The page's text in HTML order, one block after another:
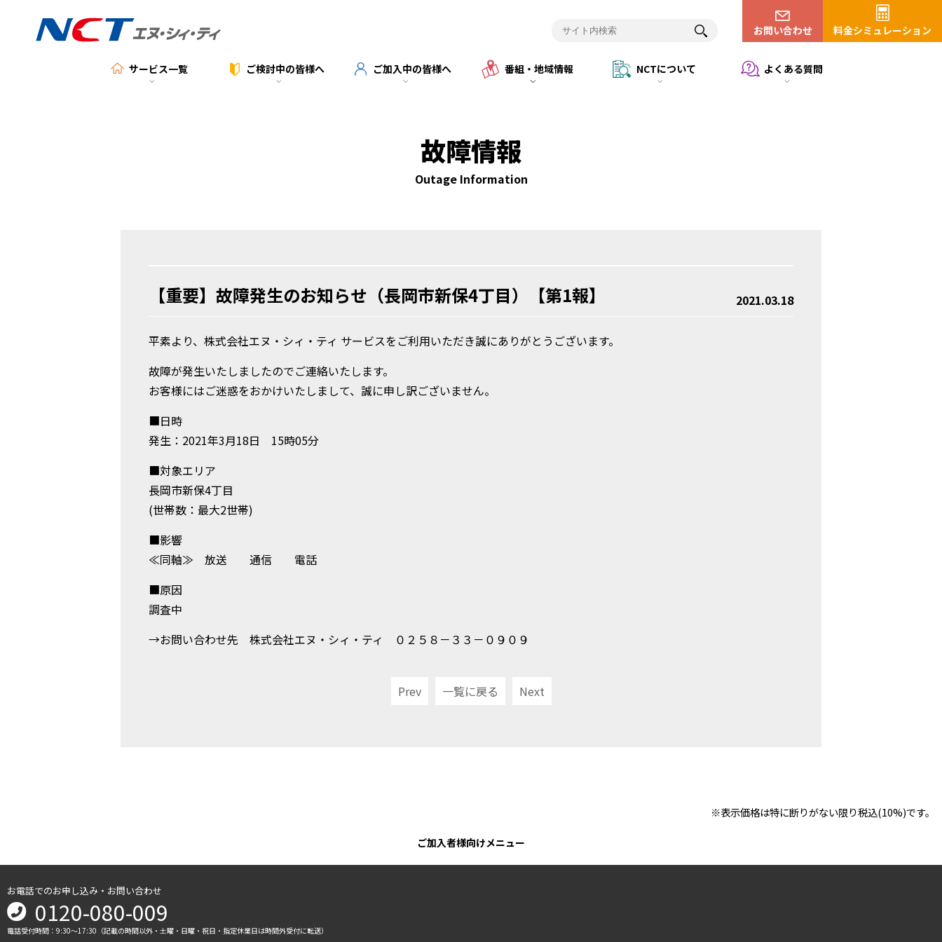
お問い合わせ 料金シミュレーション
サービス一覧 ご検討中の皆様へ ご加入中の皆様へ 番組・地域情報 NCTについて よくある質問
故障情報
Outage Information
【重要】故障発生のお知らせ（長岡市新保4丁目）【第1報】 2021.03.18
平素より、株式会社エヌ・シィ・ティ サービスをご利用いただき誠にありがとうございます。
故障が発生いたしましたのでご連絡いたします。
お客様にはご迷惑をおかけいたしまして、誠に申し訳ございません。
■日時
発生：2021年3月18日 15時05分
■対象エリア
長岡市新保4丁目
(世帯数：最大2世帯)
■影響
≪同軸≫ 放送 通信 電話
■原因
調査中
→お問い合わせ先 株式会社エヌ・シィ・ティ ０２５８－３３－０９０９
Prev 一覧に戻る Next
※表示価格は特に断りがない限り税込(10%)です。
ご加入者様向けメニュー
お電話でのお申し込み・お問い合わせ
0120-080-009
電話受付時間：9:30～17:30（記載の時間以外・土曜・日曜・祝日・指定休業日は時間外受付に転送）